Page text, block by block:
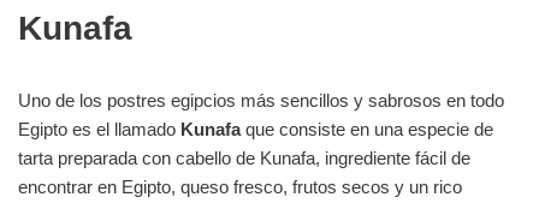
Kunafa
Uno de los postres egipcios más sencillos y sabrosos en todo
Egipto es el llamado Kunafaque consiste en una especie de
tarta preparada con cabello de Kunafa, ingrediente fácil de
encontrar en Egipto, queso fresco, frutos secos y un rico